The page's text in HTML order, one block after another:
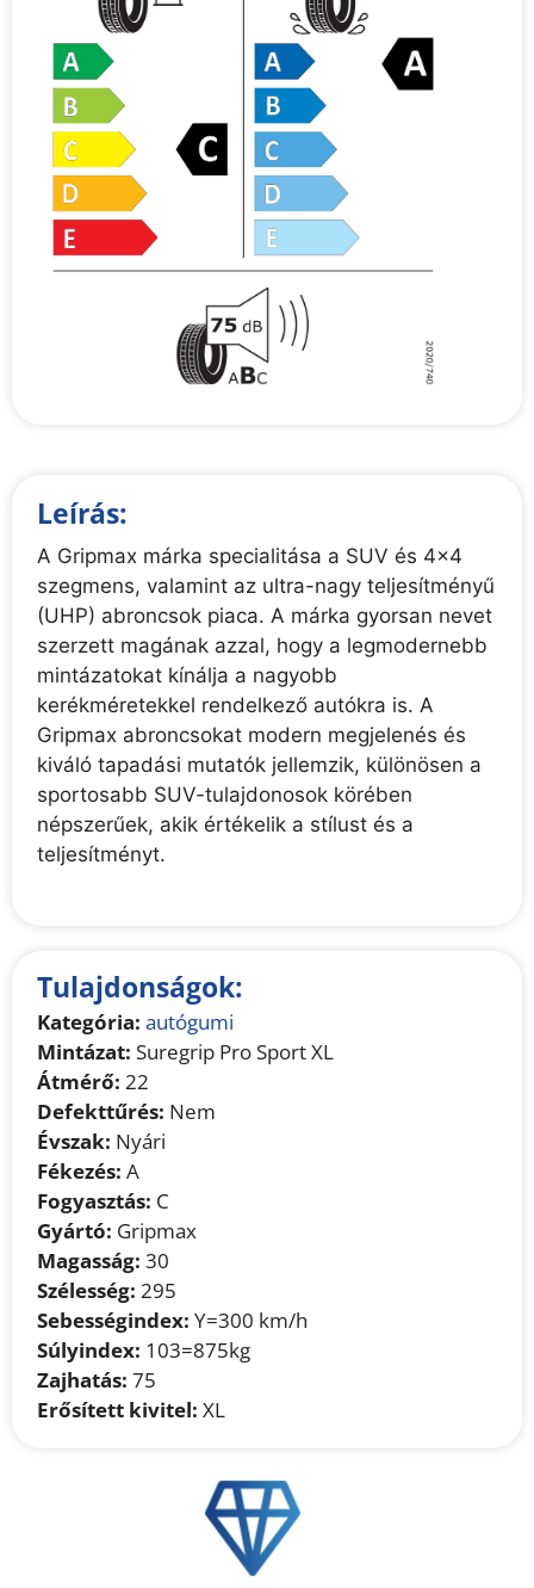
Leírás:
A Gripmax márka specialitása a SUV és 4x4
szegmens, valamint az ultra-nagy teljesítményű
(UHP) abroncsok piaca. A márka gyorsan nevet
szerzett magának azzal, hogy a legmodernebb
mintázatokat kínálja a nagyobb
kerékméretekkel rendelkező autókra is. A
Gripmax abroncsokat modern megjelenés és
kiváló tapadási mutatók jellemzik, különösen a
sportosabb SUV-tulajdonosok körében
népszerűek, akik értékelik a stílust és a
teljesítményt.
Tulajdonságok:
Kategória: autógumi
Mintázat: Suregrip Pro Sport XL
Átmérő: 22
Defekttűrés: Nem
Évszak: Nyári
Fékezés: A
Fogyasztás: C
Gyártó: Gripmax
Magasság: 30
Szélesség: 295
Sebességindex: Y=300 km/h
Súlyindex: 103=875kg
Zajhatás: 75
Erősített kivitel: XL